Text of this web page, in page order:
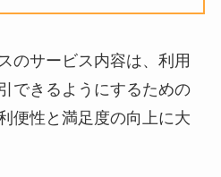
のサービス内容は、利用
できるようにするための
便性と満足度の向上に大